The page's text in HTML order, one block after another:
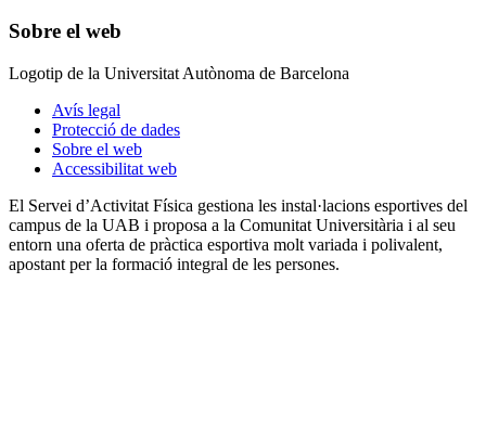
Sobre el web
Logotip de la Universitat Autònoma de Barcelona
Avís legal
Protecció de dades
Sobre el web
Accessibilitat web
El Servei d’Activitat Física gestiona les instal·lacions esportives del
campus de la UAB i proposa a la Comunitat Universitària i al seu
entorn una oferta de pràctica esportiva molt variada i polivalent,
apostant per la formació integral de les persones.